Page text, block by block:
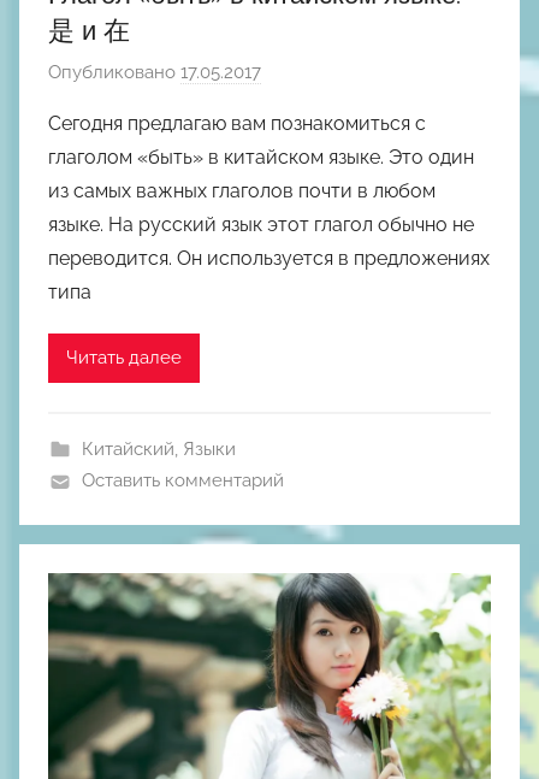
是 и 在
Опубликовано 17.05.2017
т
о
р
о
м
Ш
о
д
н
ы
й
Сегодня предлагаю вам познакомиться с
глаголом «быть» в китайском языке. Это один
из самых важных глаголов почти в любом
языке. На русский язык этот глагол обычно не
переводится. Он используется в предложениях
типа
Читать далее
Китайский, Языки
Оставить комментарий